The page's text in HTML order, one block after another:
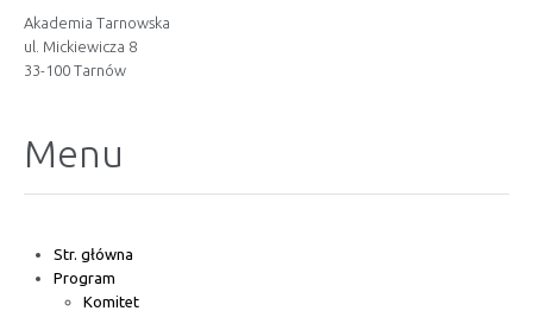
Akademia Tarnowska
ul. Mickiewicza 8
33-100 Tarnów
Menu
Str. główna
Program
Komitet